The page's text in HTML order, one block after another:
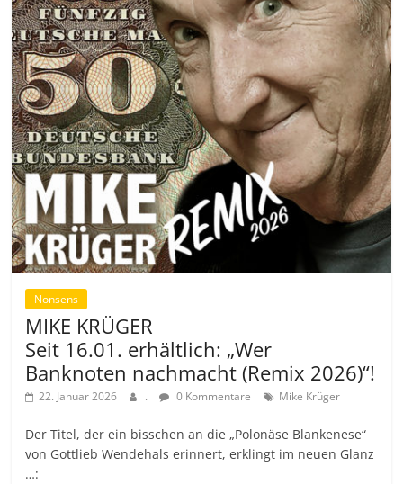
Nonsens
MIKE KRÜGER
Seit 16.01. erhältlich: „Wer
Banknoten nachmacht (Remix 2026)“!
22. Januar 2026 . 0 Kommentare Mike Krüger
Der Titel, der ein bisschen an die „Polonäse Blankenese“
von Gottlieb Wendehals erinnert, erklingt im neuen Glanz
…: